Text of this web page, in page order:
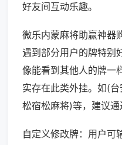
好友间互动乐趣。
微乐内蒙麻将助赢神器
遇到部分用户的牌特别
像能看到其他人的牌一
实存在此类外挂。如(
松宿松麻将)等，建议通
自定义修改牌：用户可